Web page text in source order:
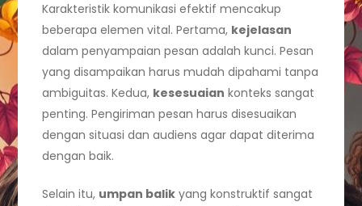
Karakteristik komunikasi efektif mencakup
beberapa elemen vital. Pertama, kejelasan
dalam penyampaian pesan adalah kunci. Pesan
yang disampaikan harus mudah dipahami tanpa
ambiguitas. Kedua, kesesuaian konteks sangat
penting. Pengiriman pesan harus disesuaikan
dengan situasi dan audiens agar dapat diterima
dengan baik.
Selain itu, umpan balik yang konstruktif sangat